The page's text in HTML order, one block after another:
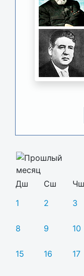
Дш
Сш Чш
1
2 3
8 9 10
15 16 17